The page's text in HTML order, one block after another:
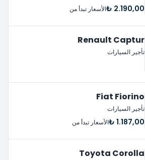
2.190,00 ₺ الأسعار تبدأ من
Renault Captur
تأجير السيارات
Fiat Fiorino
تأجير السيارات
1.187,00 ₺ الأسعار تبدأ من
Toyota Corolla